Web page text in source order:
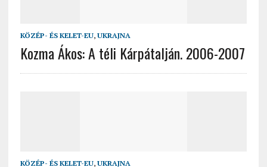
KÖZÉP- ÉS KELET-EU, UKRAJNA
Kozma Ákos: A téli Kárpátalján. 2006-2007
KÖZÉP- ÉS KELET-EU, UKRAJNA